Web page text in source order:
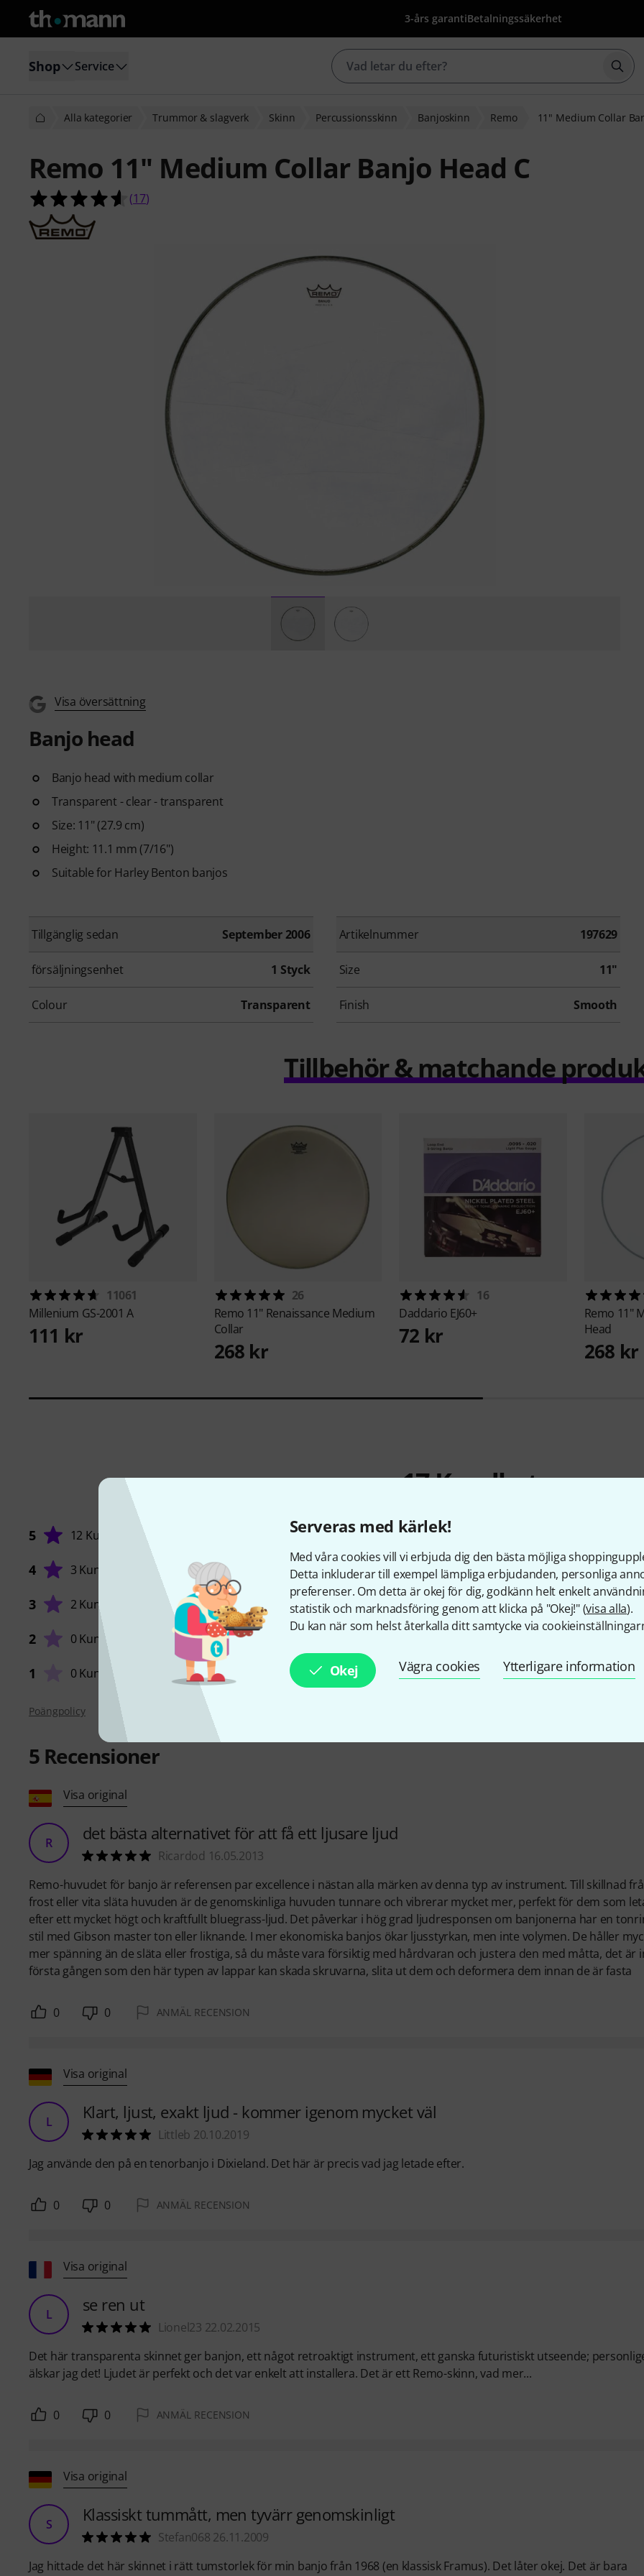
Serveras med kärlek!
Med våra cookies vill vi erbjuda dig den bästa möjliga
Detta inkluderar till exempel lämpliga erbjudanden, personliga
preferenser. Om detta är okej för dig, godkänn helt enkelt
statistik och marknadsföring genom att klicka på "Okej!" (visa alla).
Du kan när som helst återkalla ditt samtycke via
Okej Vägra cookies Ytterligare information
3-års garantiBetalningssäkerhet
Shop Service
Alla kategorier Trummor & slagverk Skinn Percussionsskinn Banjoskinn Remo 11" Medium Collar
Remo 11" Medium Collar Banjo Head C
4.6 av 5 stjärnor från 17 kundbetyg
(17)
Visa översättning
Banjo head
Banjo head with medium collar
Transparent - clear - transparent
Size: 11" (27.9 cm)
Height: 11.1 mm (7/16")
Suitable for Harley Benton banjos
Tillgänglig sedan September 2006 Artikelnummer 197629
försäljningsenhet 1 Styck Size 11"
Colour Transparent Finish Smooth
Tillbehör & matchande
11061
Millenium GS-2001 A
111 kr
26
Remo 11" Renaissance Medium
Collar
268 kr
16
Daddario EJ60+
72 kr
Remo 11"
Head
268 kr
17Kundbetyg
5 12 Kunder
4 3 Kunder
3 2 Kunder
2 0 Kunder
1 0 Kunder
4.6/ 5
LJUD
Poängpolicy
5 Recensioner
Visa original
R det bästa alternativet för att få ett ljusare ljud
Ricardod 16.05.2013
Remo-huvudet för banjo är referensen par excellence i nästan alla märken av denna typ av instrument. Till skillnad
frost eller vita släta huvuden är de genomskinliga huvuden tunnare och vibrerar mycket mer, perfekt för dem som
efter ett mycket högt och kraftfullt bluegrass-ljud. Det påverkar i hög grad ljudresponsen om banjonerna har en
stil med Gibson master ton eller liknande. I mer ekonomiska banjos ökar ljusstyrkan, men inte volymen. De håller
mer spänning än de släta eller frostiga, så du måste vara försiktig med hårdvaran och justera den med måtta, det är
första gången som den här typen av lappar kan skada skruvarna, slita ut dem och deformera dem innan de är fasta
0 0 ANMÄL RECENSION
Visa original
L Klart, ljust, exakt ljud - kommer igenom mycket väl
Littleb 20.10.2019
Jag använde den på en tenorbanjo i Dixieland. Det här är precis vad jag letade efter.
0 0 ANMÄL RECENSION
Visa original
L se ren ut
Lionel23 22.02.2015
Det här transparenta skinnet ger banjon, ett något retroaktigt instrument, ett ganska futuristiskt utseende;
älskar jag det! Ljudet är perfekt och det var enkelt att installera. Det är ett Remo-skinn, vad mer...
0 0 ANMÄL RECENSION
Visa original
S Klassiskt tummått, men tyvärr genomskinligt
Stefan068 26.11.2009
Jag hittade det här skinnet i rätt tumstorlek för min banjo från 1968 (en klassisk Framus). Det låter okej. Det är bara